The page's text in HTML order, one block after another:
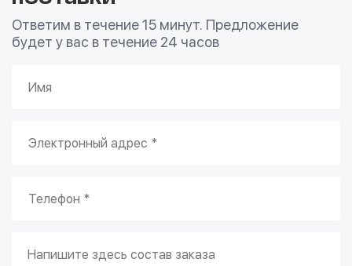
Ответим в течение 15 минут. Предложение
будет у вас в течение 24 часов